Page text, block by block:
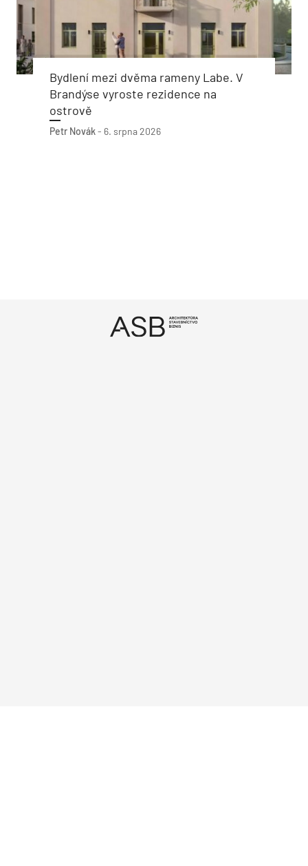
Bydlení mezi dvěma rameny Labe. V
Brandýse vyroste rezidence na
ostrově
Petr Novák- 6. srpna 2026